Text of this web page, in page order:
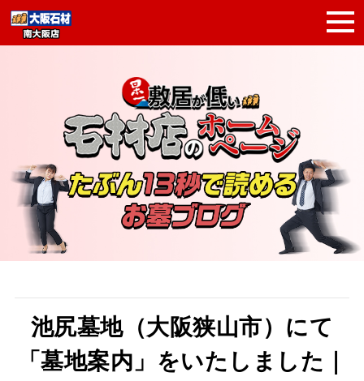
池尻墓地（大阪狭山市）にて
「墓地案内」をいたしました｜